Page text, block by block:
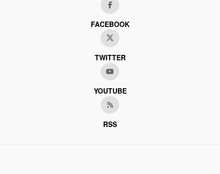
FACEBOOK
TWITTER
YOUTUBE
RSS